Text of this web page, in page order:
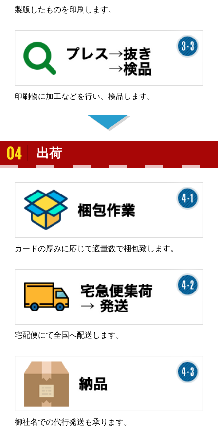
製版したものを印刷します。
印刷物に加工などを行い、検品します。
出荷
カードの厚みに応じて適量数で梱包致します。
宅配便にて全国へ配送します。
御社名での代行発送も承ります。